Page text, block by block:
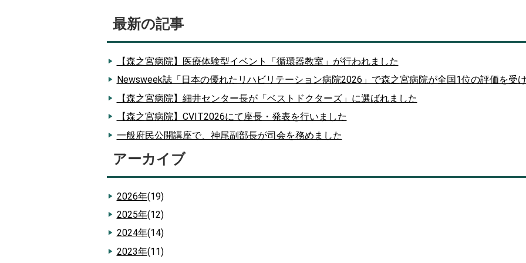
最新の記事
【森之宮病院】医療体験型イベント「循環器教室」が行われました
Newsweek誌「日本の優れたリハビリテーション病院2026」で森之宮病院が全国1位の評価を受
【森之宮病院】細井センター長が「ベストドクターズ」に選ばれました
【森之宮病院】CVIT2026にて座長・発表を行いました
一般府民公開講座で、神尾副部長が司会を務めました
アーカイブ
2026年(19)
2025年(12)
2024年(14)
2023年(11)